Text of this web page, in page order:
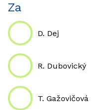
Za
D. Dej
R. Dubovický
T. Gažovičová